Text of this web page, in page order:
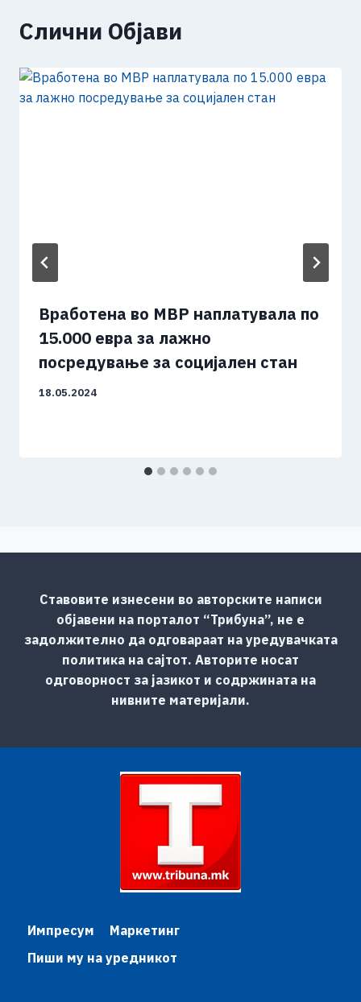
Слични Објави
Вработена во МВР наплатувала по
15.000 евра за лажно
посредување за социјален стан
18.05.2024
Ставовите изнесени во авторските написи
објавени на порталот “Трибуна”, не е
задолжително да одговараат на уредувачката
политика на сајтот. Авторите носат
одговорност за јазикот и содржината на
нивните материјали.
Импресум
Маркетинг
Пиши му на уредникот